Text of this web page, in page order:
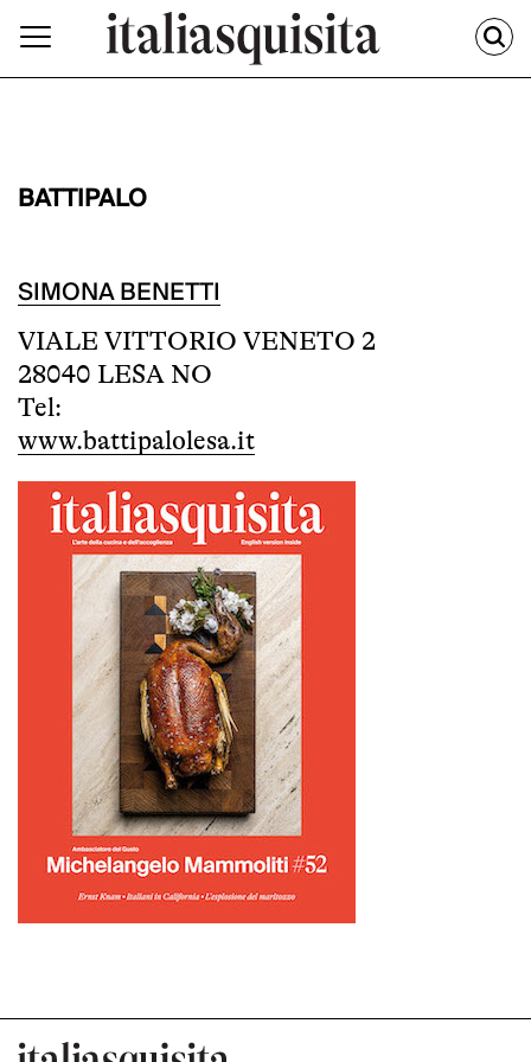
BATTIPALO
SIMONA BENETTI
VIALE VITTORIO VENETO 2
28040 LESA NO
Tel:
www.battipalolesa.it